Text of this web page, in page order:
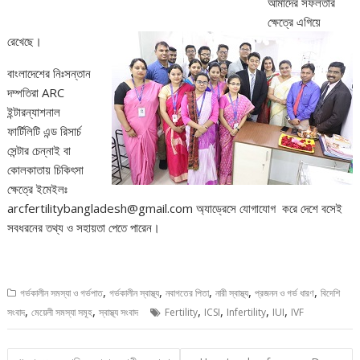
ক্ষেত্রে এগিয়ে
রেখেছে।
বাংলাদেশের নিঃসন্তান
দম্পতিরা ARC
ইন্টারন্যাশনাল
ফার্টিলিটি এন্ড রিসার্চ
সেন্টার চেন্নাই বা
কোলকাতায় চিকিৎসা
ক্ষেত্রে ইমেইলঃ
arcfertilitybangladesh@gmail.com অ্যাড্রেসে যোগাযোগ করে দেশে বসেই
সবধরনের তথ্য ও সহায়তা পেতে পারেন।
গর্ভকালীন সমস্যা ও গর্ভপাত,গর্ভকালীন স্বাস্থ্য,নবাগতের পিতা,নারী স্বাস্থ্য,প্রজনন ও গর্ভ ধারণ,বিদেশি
সংবাদ,মেয়েলী সমস্যা সমূহ,স্বাস্থ্য সংবাদ Fertility, ICSI, Infertility, IUI, IVF